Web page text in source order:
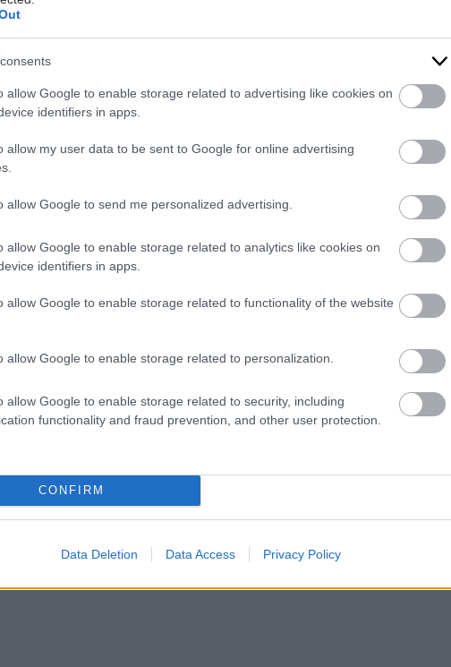
allow Google to enable storage related to advertising like cookies on
identifiers in apps.
allow my user data to be sent to Google for online advertising
allow Google to send me personalized advertising.
allow Google to enable storage related to analytics like cookies on
identifiers in apps.
allow Google to enable storage related to functionality of the website
allow Google to enable storage related to personalization.
allow Google to enable storage related to security, including
functionality and fraud prevention, and other user protection.
CONFIRM
Data Deletion Data Access Privacy Policy